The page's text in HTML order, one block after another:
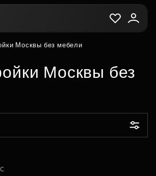
Москвы без мебели
Москвы без